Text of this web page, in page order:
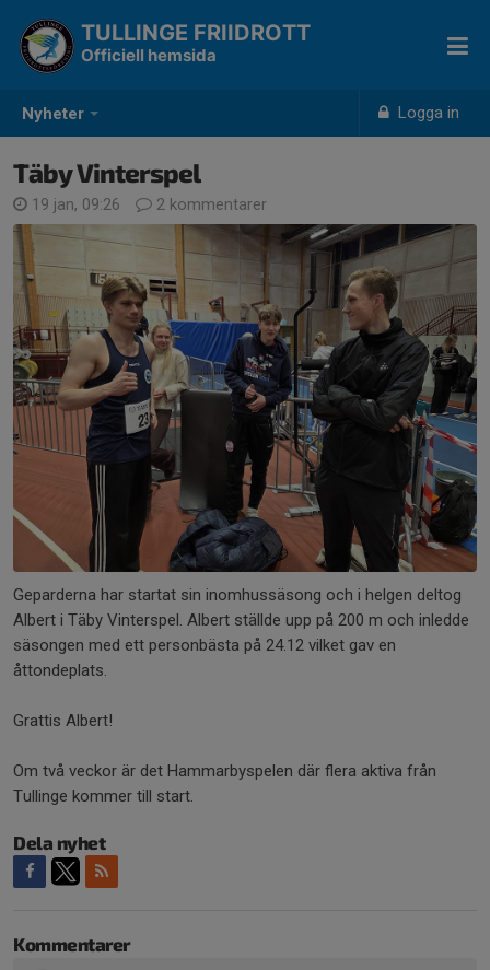
Nyheter Logga in
TULLINGE FRIIDROTT
Officiell hemsida
Täby Vinterspel
19 jan, 09:26 2 kommentarer
Geparderna har startat sin inomhussäsong och i helgen deltog
Albert i Täby Vinterspel. Albert ställde upp på 200 m och inledde
säsongen med ett personbästa på 24.12 vilket gav en
åttondeplats.
Grattis Albert!
Om två veckor är det Hammarbyspelen där flera aktiva från
Tullinge kommer till start.
Dela nyhet
Kommentarer